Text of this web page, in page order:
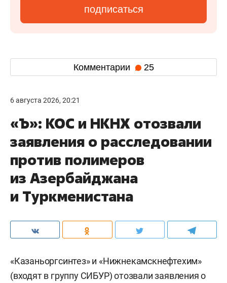
подписаться
Комментарии 25
6 августа 2026, 20:21
«Ъ»: КОС и НКНХ отозвали
заявления о расследовании
против полимеров
из Азербайджана
и Туркменистана
«Казаньоргсинтез» и «Нижнекамскнефтехим»
(входят в группу СИБУР) отозвали заявления о